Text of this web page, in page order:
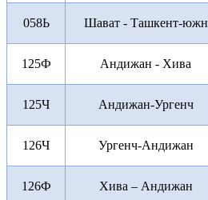
058Ь Шават - Ташкент-южн
125Ф Андижан - Хива
125Ч Андижан-Ургенч
126Ч Ургенч-Андижан
126Ф Хива – Андижан